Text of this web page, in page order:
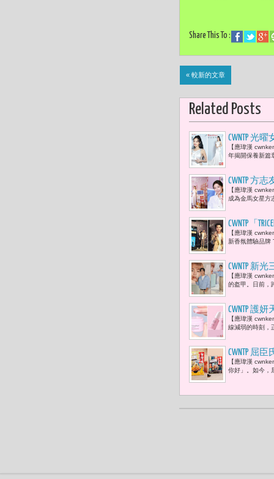
Share This To :
« 較新的文章
Related Posts
CWNTP 光
【應瑋漢
年揭開保養新篇
CWNTP 方
【應瑋漢
成為金馬女星方
CWNTP「
角的一縷
【應瑋漢
新香氛體驗品牌
CWNTP 新
子？憑什
【應瑋漢
的盔甲。日前，
CWNTP 護
【應瑋漢
線減弱的時刻，
CWNTP 屈
奶茶躍上
【應瑋漢
你好」。如今，